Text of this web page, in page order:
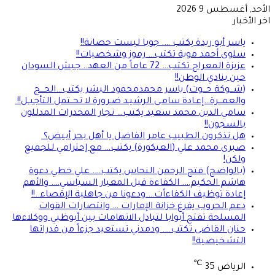
الأحد, أغسطس 9 2026
اخر الأخبار
ياسر أبو ريدة يكتب …. جوبا ليست حصانة!!
سلوى أحمد موية تكتب… رموز وشخصيات!!
عزيزة المعراج تكتب… 72 عاماً من العهد.. جيش السودان
حين ينادي الوطن!!
(شـــوكة حـــوت) ياسر محمدمحمود البشر يكتب…الحـــج
والعمـــرة…إعـادة سامـى الرشيـد ضـرورة لا تحــتمل التأجيــل!!
سامي الدين محمد سعيد يكتب… تجار المخدرات المدللون
بالسجون!!
هل تذكرون الطبيب عامر الفاضل يا أهل بحر أبيض؟
صبرى محمد علي (العيكورة) يكتب… مع إحترامي للجميع
ولكن!
(بالواضح) فتح الرحمن النحاس يكتب…. علي خطي دعوة
هاشم الحكيم…. الكفاءة قبل المعيار السياسي…. والأهم
إعادة توظيف الكفاءأت….ودعونا من جاهلية الإقصاء..!!
دعم الحروب يفرغ خزانة الإمارات … وانتصارات القوات
المسلحة تفتح أبوابا لتبادل الاتهامات بين أبوظبي ووكلاءها
حنان القاضى تكتب…. ودمدني تستعيد جزءاً من قدراتها
التشخيصية!!
الرياض 35
℃